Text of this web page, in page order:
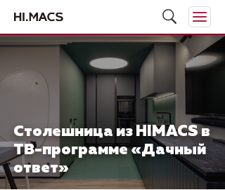
Столешница из HIMACS в
ТВ-программе «Дачный
ответ»